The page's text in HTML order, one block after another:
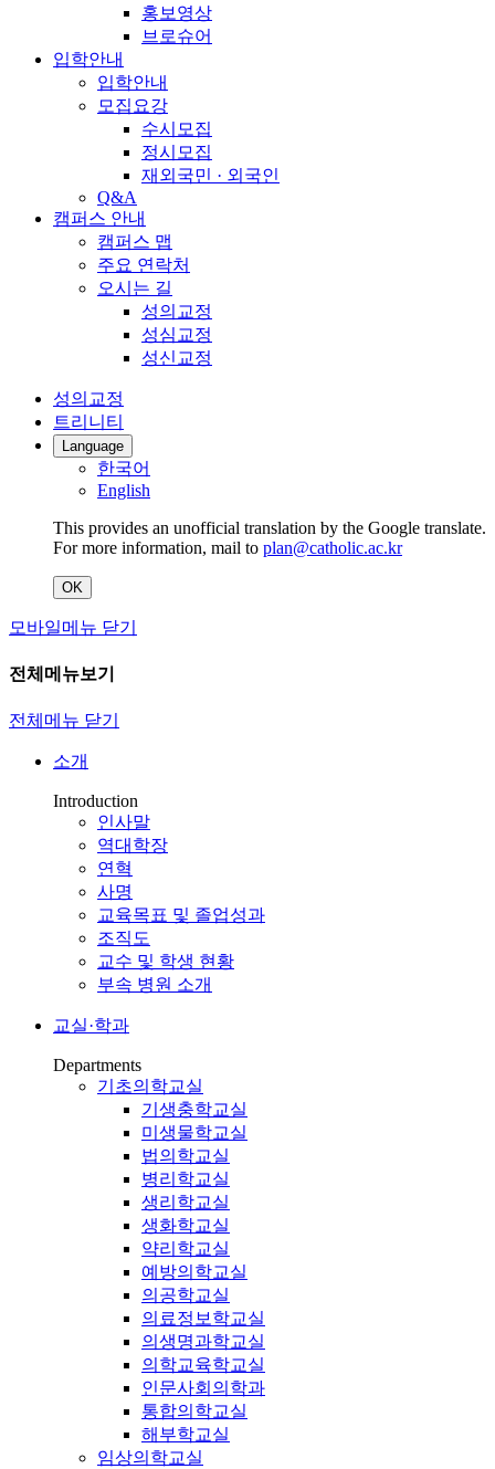
홍보영상
브로슈어
입학안내
입학안내
모집요강
수시모집
정시모집
재외국민 · 외국인
Q&A
캠퍼스 안내
캠퍼스 맵
주요 연락처
오시는 길
성의교정
성심교정
성신교정
성의교정
트리니티
Language
한국어
English
This provides an unofficial translation by the Google translate.
For more information, mail to plan@catholic.ac.kr
OK
모바일메뉴 닫기
전체메뉴보기
전체메뉴 닫기
소개
Introduction
인사말
역대학장
연혁
사명
교육목표 및 졸업성과
조직도
교수 및 학생 현황
부속 병원 소개
교실·학과
Departments
기초의학교실
기생충학교실
미생물학교실
법의학교실
병리학교실
생리학교실
생화학교실
약리학교실
예방의학교실
의공학교실
의료정보학교실
의생명과학교실
의학교육학교실
인문사회의학과
통합의학교실
해부학교실
임상의학교실